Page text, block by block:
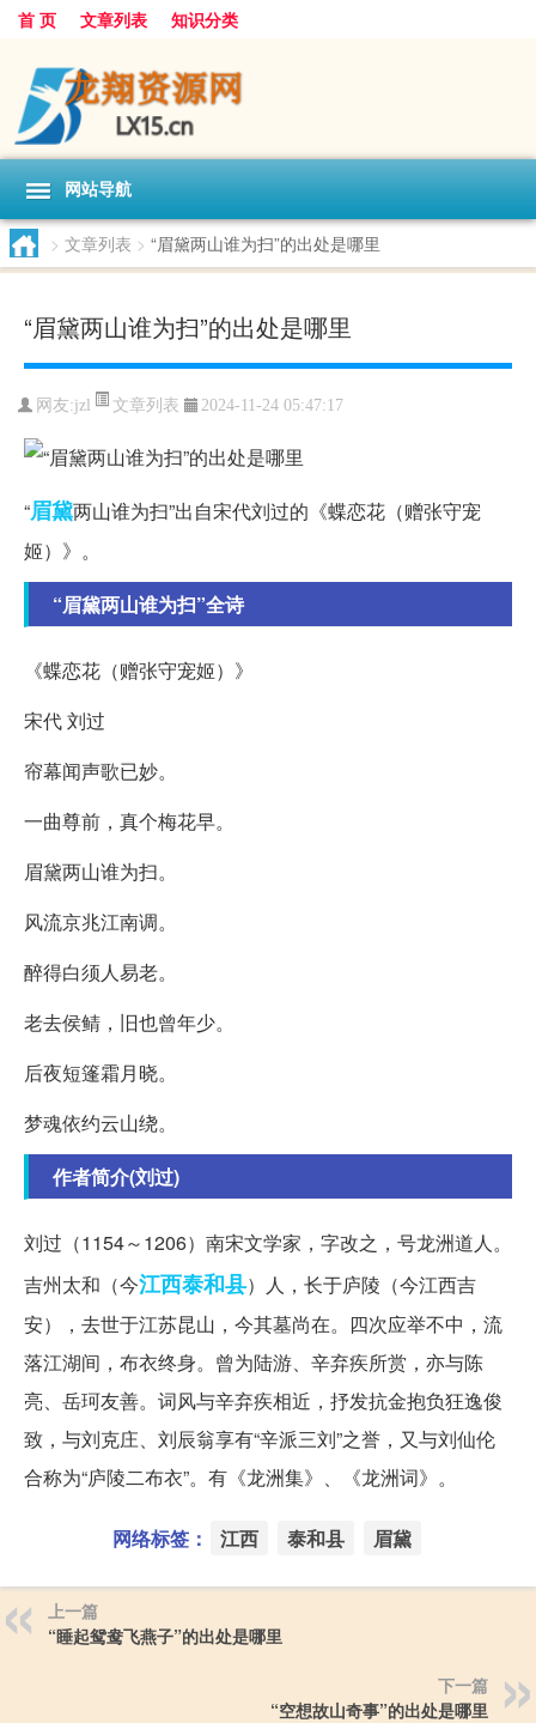
首 页 文章列表 知识分类
网站导航
> 文章列表 > “眉黛两山谁为扫”的出处是哪里
“眉黛两山谁为扫”的出处是哪里
网友:jzl 文章列表 2024-11-24 05:47:17
“眉黛两山谁为扫”出自宋代刘过的《蝶恋花（赠张守宠
姬）》。
“眉黛两山谁为扫”全诗
《蝶恋花（赠张守宠姬）》
宋代 刘过
帘幕闻声歌已妙。
一曲尊前，真个梅花早。
眉黛两山谁为扫。
风流京兆江南调。
醉得白须人易老。
老去侯鲭，旧也曾年少。
后夜短篷霜月晓。
梦魂依约云山绕。
作者简介(刘过)
刘过（1154～1206）南宋文学家，字改之，号龙洲道人。
吉州太和（今江西泰和县）人，长于庐陵（今江西吉
安），去世于江苏昆山，今其墓尚在。四次应举不中，流
落江湖间，布衣终身。曾为陆游、辛弃疾所赏，亦与陈
亮、岳珂友善。词风与辛弃疾相近，抒发抗金抱负狂逸俊
致，与刘克庄、刘辰翁享有“辛派三刘”之誉，又与刘仙伦
合称为“庐陵二布衣”。有《龙洲集》、《龙洲词》。
网络标签： 江西 泰和县 眉黛
上一篇
“睡起鸳鸯飞燕子”的出处是哪里
下一篇
“空想故山奇事”的出处是哪里